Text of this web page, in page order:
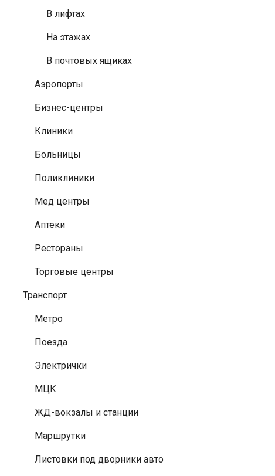
В лифтах
На этажах
В почтовых ящиках
Аэропорты
Бизнес-центры
Клиники
Больницы
Поликлиники
Мед центры
Аптеки
Рестораны
Торговые центры
Транспорт
Метро
Поезда
Электрички
МЦК
ЖД-вокзалы и станции
Маршрутки
Листовки под дворники авто